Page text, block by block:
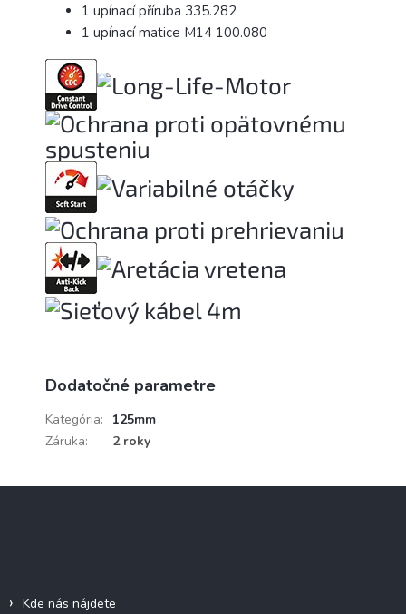
1 upínací příruba 335.282
1 upínací matice M14 100.080
Dodatočné parametre
Kategória:
125mm
Záruka: 2 roky
Kde nás nájdete